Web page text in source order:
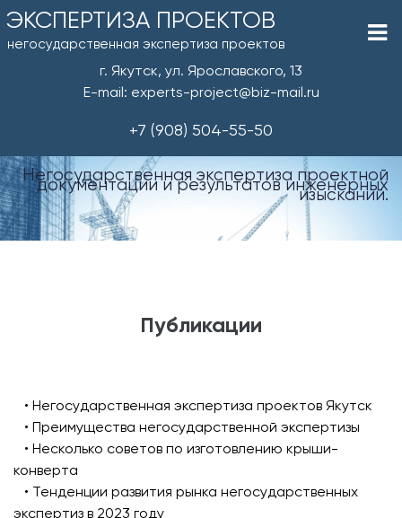
ЭКСПЕРТИЗА ПРОЕКТОВ
негосударственная экспертиза проектов
г. Якутск, ул. Ярославского, 13
E-mail: experts-project@biz-mail.ru
+7 (908) 504-55-50
Негосударственная экспертиза проектной
документации и результатов инженерных
изысканий.
Публикации
• Негосударственная экспертиза проектов Якутск
• Преимущества негосударственной экспертизы
• Несколько советов по изготовлению крыши-
конверта
• Тенденции развития рынка негосударственных
экспертиз в 2023 году